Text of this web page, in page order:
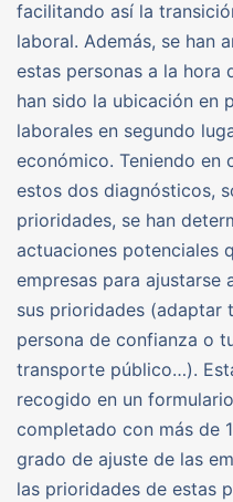
facilitando así la
laboral. Además, se han
estas personas a la hora
han sido la ubicación en
laborales en segundo
económico. Teniendo en
estos dos diagnósticos,
prioridades, se han
actuaciones potenciales
empresas para ajustarse
sus prioridades (adaptar
persona de confianza o
transporte público…).
recogido en un
completado con más de
grado de ajuste de las
las prioridades de estas